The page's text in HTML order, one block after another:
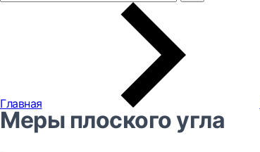
Главная
Меры плоского угла